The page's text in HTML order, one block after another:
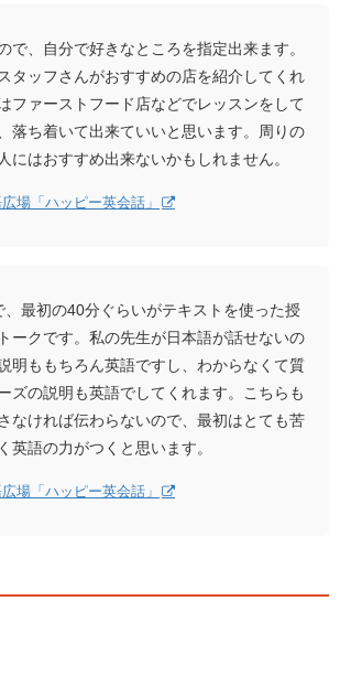
で、自分で好きなところを指定出来ます。
タッフさんがおすすめの店を紹介してくれ
ファーストフード店などでレッスンをして
落ち着いて出来ていいと思います。周りの
にはおすすめ出来ないかもしれません。
場「ハッピー英会話」
、最初の40分ぐらいがテキストを使った授
ークです。私の先生が日本語が話せないの
明ももちろん英語ですし、わからなくて質
ズの説明も英語でしてくれます。こちらも
なければ伝わらないので、最初はとても苦
英語の力がつくと思います。
場「ハッピー英会話」